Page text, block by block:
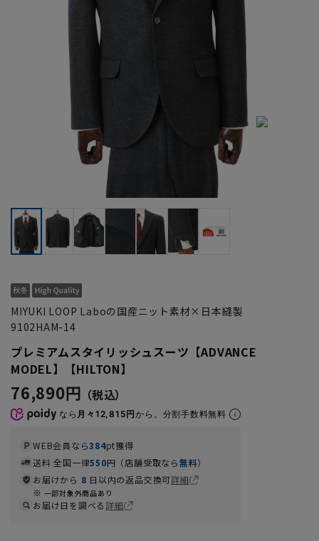
MIYUKI LOOP Laboの国産ニット素材×日本縫製
9102HAM-14
プレミアムスタイリッシュスーツ【ADVANCE
MODEL】【HILTON】
76,890円
なら 月々12,815円から。分割手数料無料
WEB会員なら384pt獲得
送料 全国一律550円（店舗受取なら無料）
お届けから 8 日以内の返品交換可詳細
一部対象外商品あり
お届け日を調べる詳細